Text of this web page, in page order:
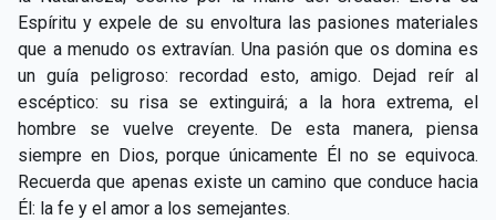
Espíritu y expele de su envoltura las pasiones materiales
que a menudo os extravían. Una pasión que os domina es
un guía peligroso: recordad esto, amigo. Dejad reír al
escéptico: su risa se extinguirá; a la hora extrema, el
hombre se vuelve creyente. De esta manera, piensa
siempre en Dios, porque únicamente Él no se equivoca.
Recuerda que apenas existe un camino que conduce hacia
Él: la fe y el amor a los semejantes.